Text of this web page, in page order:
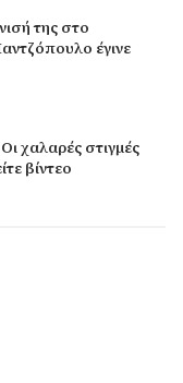
της στο
έγινε
χαλαρές στιγμές
βίντεο